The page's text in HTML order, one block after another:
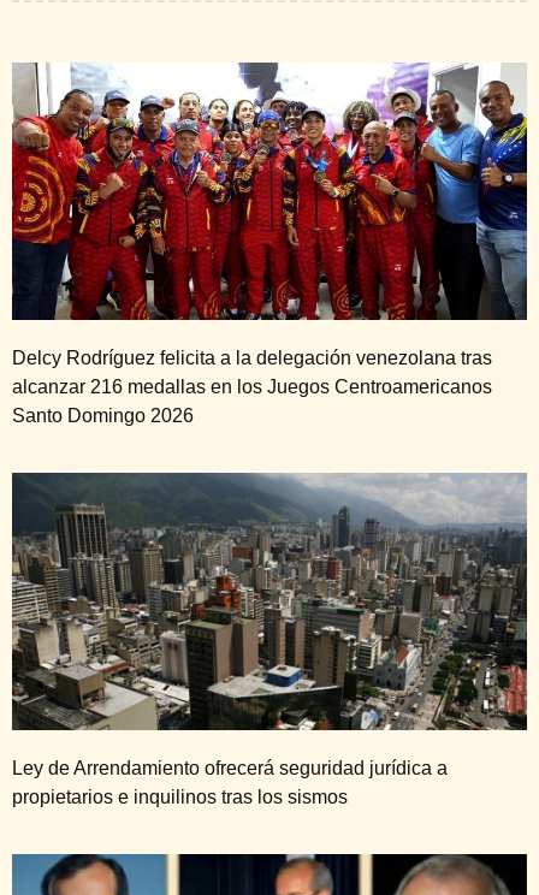
Delcy Rodríguez felicita a la delegación venezolana tras
alcanzar 216 medallas en los Juegos Centroamericanos
Santo Domingo 2026
Ley de Arrendamiento ofrecerá seguridad jurídica a
propietarios e inquilinos tras los sismos